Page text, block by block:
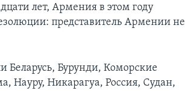
лет, Армения в этом году
представитель Армении не
Беларусь, Бурунди, Коморские
Науру, Никарагуа, Россия, Судан,